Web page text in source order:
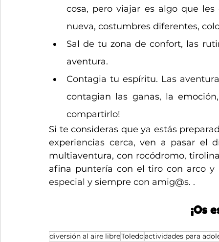
cosa, pero viajar es algo que
nueva, costumbres diferentes,
Sal de tu zona de confort, las
aventura.
Contagia tu espíritu. Las
contagian las ganas, la
compartirlo!
Si te consideras que ya estás
experiencias cerca, ven a pasar el
multiaventura, con rocódromo,
afina puntería con el tiro con arco
especial y siempre con amig@s. .
¡Os
diversión al aire libreToledoactividades para